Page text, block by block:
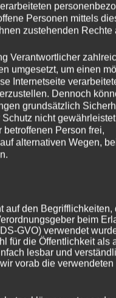
Personen mittels
zustehenden Rechte
Verantwortlicher
umgesetzt, um einen
Internetseite
Dennoch
grundsätzlich
nicht
Person frei,
alternativen Wegen,
auf den Begrifflichkeiten,
beim
GVO) verwendet
für die Öffentlichkeit als
lesbar und
vorab die verwendeten